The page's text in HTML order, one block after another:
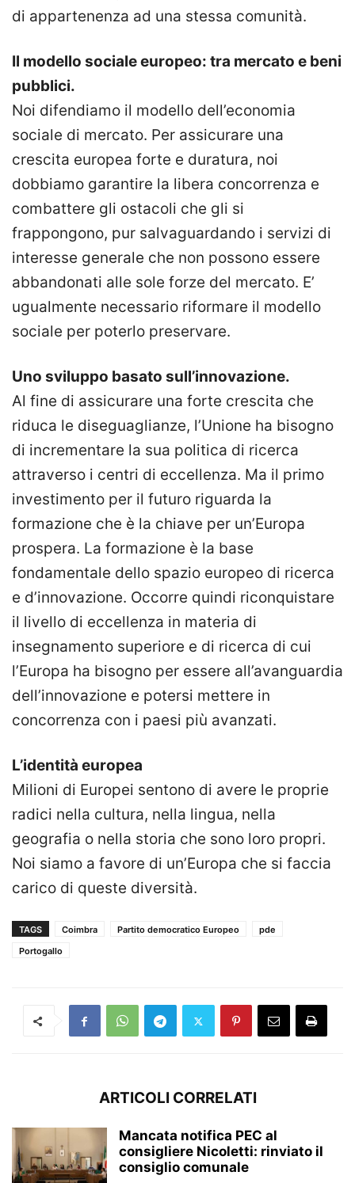
di appartenenza ad una stessa comunità.
Il modello sociale europeo: tra mercato e beni
pubblici.
Noi difendiamo il modello dell’economia
sociale di mercato. Per assicurare una
crescita europea forte e duratura, noi
dobbiamo garantire la libera concorrenza e
combattere gli ostacoli che gli si
frappongono, pur salvaguardando i servizi di
interesse generale che non possono essere
abbandonati alle sole forze del mercato. E’
ugualmente necessario riformare il modello
sociale per poterlo preservare.
Uno sviluppo basato sull’innovazione.
Al fine di assicurare una forte crescita che
riduca le diseguaglianze, l’Unione ha bisogno
di incrementare la sua politica di ricerca
attraverso i centri di eccellenza. Ma il primo
investimento per il futuro riguarda la
formazione che è la chiave per un’Europa
prospera. La formazione è la base
fondamentale dello spazio europeo di ricerca
e d’innovazione. Occorre quindi riconquistare
il livello di eccellenza in materia di
insegnamento superiore e di ricerca di cui
l’Europa ha bisogno per essere all’avanguardia
dell’innovazione e potersi mettere in
concorrenza con i paesi più avanzati.
L’identità europea
Milioni di Europei sentono di avere le proprie
radici nella cultura, nella lingua, nella
geografia o nella storia che sono loro propri.
Noi siamo a favore di un’Europa che si faccia
carico di queste diversità.
TAGS Coimbra Partito democratico Europeo
pde
Portogallo
ARTICOLI CORRELATI
Mancata notifica PEC al
consigliere Nicoletti: rinviato il
consiglio comunale